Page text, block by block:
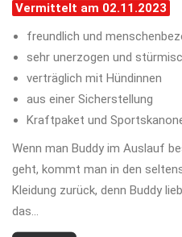
Vermittelt am 02.11.2023
freundlich und
sehr unerzogen und
verträglich mit Hündinnen
aus einer Sicherstellung
Kraftpaket und
Wenn man Buddy im Auslauf
geht, kommt man in den
Kleidung zurück, denn Buddy
das…